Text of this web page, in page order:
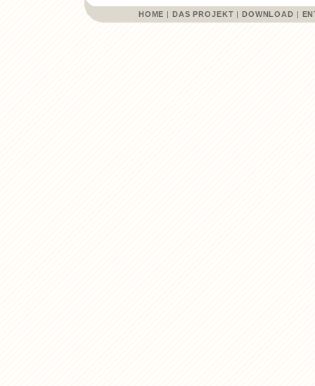
HOME | DAS PROJEKT | DOWNLOAD |